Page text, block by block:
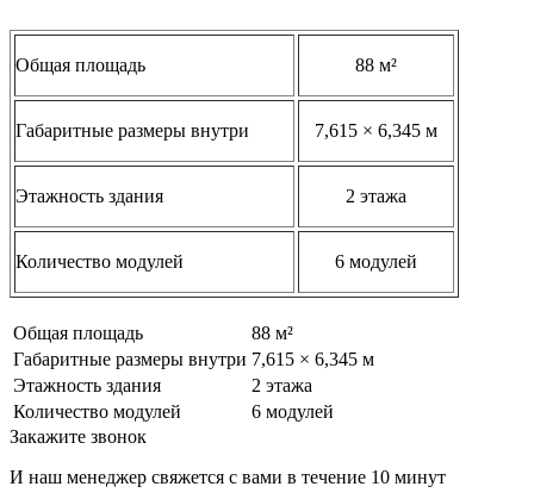
Общая площадь 88 м²
Габаритные размеры внутри 7,615 × 6,345 м
Этажность здания 2 этажа
Количество модулей 6 модулей
Общая площадь
88 м²
Габаритные размеры внутри 7,615 × 6,345 м
Этажность здания
2 этажа
Количество модулей
6 модулей
Закажите звонок
И наш менеджер свяжется с вами в течение 10 минут